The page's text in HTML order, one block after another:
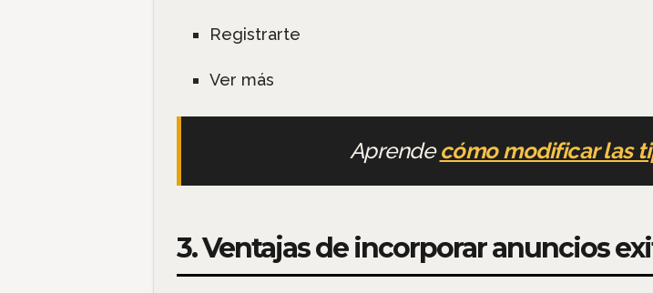
Registrarte
Ver más
Aprendecómo modificar las
3. Ventajas de incorporar anuncios